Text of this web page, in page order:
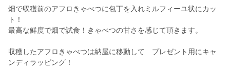
畑で収穫前のアフロきゃべつに包丁を入れミルフィーユ状にカッ
ト！
最高な鮮度で畑で試食！きゃべつの甘さを感じて頂きます。
収穫したアフロきゃべつは納屋に移動して プレゼント用にキャ
ンディラッピング！